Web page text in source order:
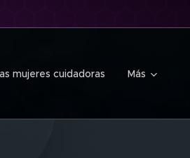
mujeres cuidadoras Más